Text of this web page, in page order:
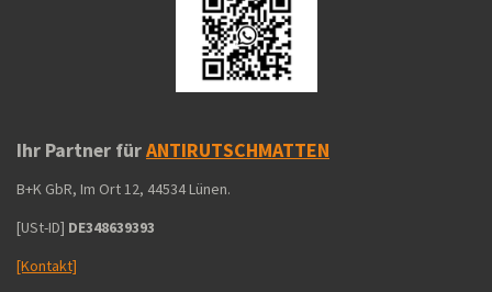
Ihr Partner fürANTIRUTSCHMATTEN
B+K GbR, Im Ort 12, 44534 Lünen.
[USt-ID] DE348639393
[Kontakt]